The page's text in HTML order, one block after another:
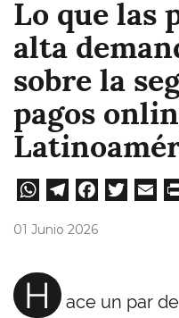
Lo que las
alta
sobre la
pagos
W
A
pp
Te
m
Fa
01 Junio 2026
H
ace un par